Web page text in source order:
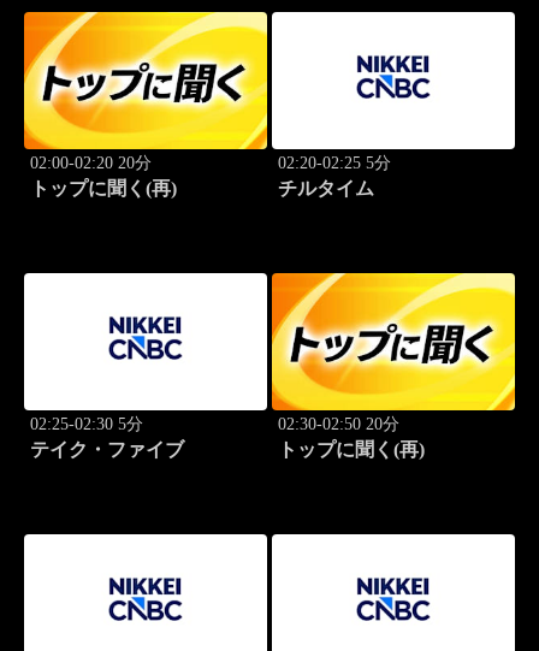
02:00-02:20 20分
トップに聞く(再)
02:20-02:25 5分
チルタイム
02:25-02:30 5分
テイク・ファイブ
02:30-02:50 20分
トップに聞く(再)